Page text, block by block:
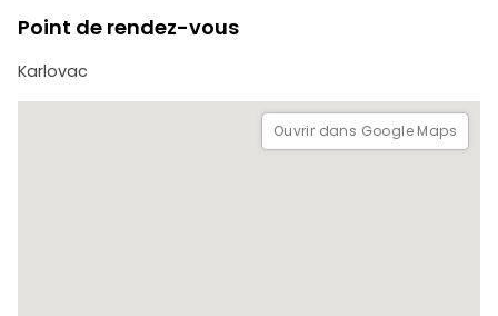
Point de rendez-vous
Karlovac
Ouvrir dans Google Maps